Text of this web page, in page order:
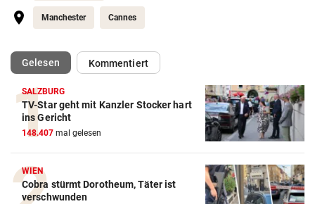
Manchester Cannes
Gelesen(ausgewählt)Kommentiert
SALZBURG
TV-Star geht mit Kanzler Stocker hart
ins Gericht
148.407 mal gelesen
WIEN
Cobra stürmt Dorotheum, Täter ist
verschwunden